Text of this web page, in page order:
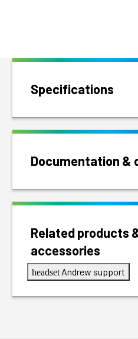
Specifications
Documentation &
Related products
accessories
headset Andrew support